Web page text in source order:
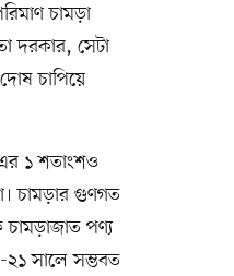
চামড়া
দরকার, সেটা
চাপিয়ে
১ শতাংশও
চামড়ার গুণগত
চামড়াজাত পণ্য
সালে সম্ভবত